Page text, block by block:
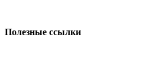
Полезные ссылки